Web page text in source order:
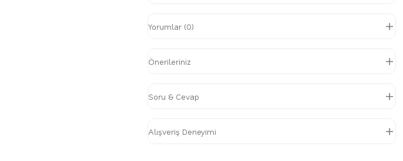
Yorumlar (0)
Önerileriniz
Soru & Cevap
Alışveriş Deneyimi